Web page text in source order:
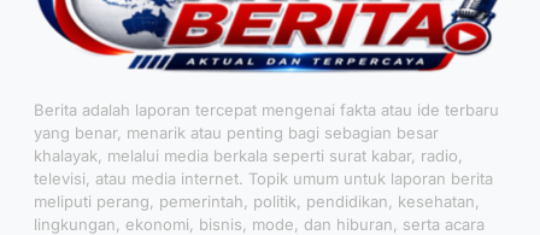
Berita adalah laporan tercepat mengenai fakta atau ide terbaru
yang benar, menarik atau penting bagi sebagian besar
khalayak, melalui media berkala seperti surat kabar, radio,
televisi, atau media internet. Topik umum untuk laporan berita
meliputi perang, pemerintah, politik, pendidikan, kesehatan,
lingkungan, ekonomi, bisnis, mode, dan hiburan, serta acara